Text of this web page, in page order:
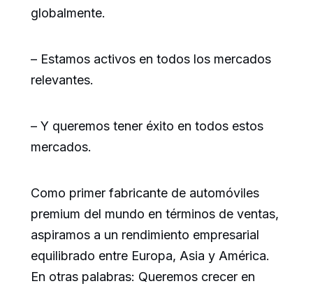
globalmente.
– Estamos activos en todos los mercados
relevantes.
– Y queremos tener éxito en todos estos
mercados.
Como primer fabricante de automóviles
premium del mundo en términos de ventas,
aspiramos a un rendimiento empresarial
equilibrado entre Europa, Asia y América.
En otras palabras: Queremos crecer en